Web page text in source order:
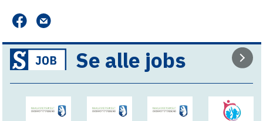
Se alle jobs